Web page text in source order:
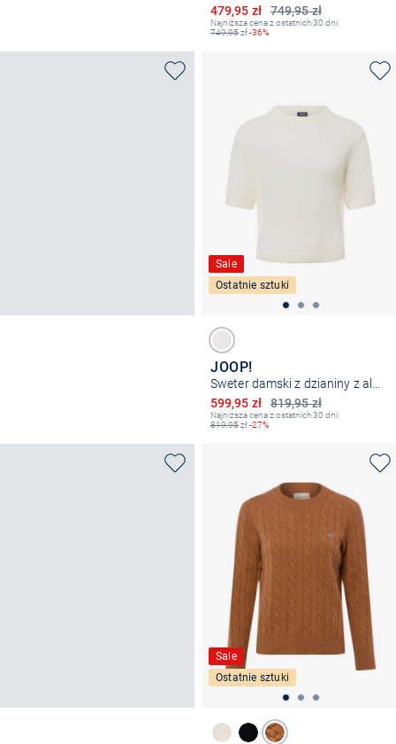
749,95 zł
Obniżona cena
479,95 zł
Najniższa cena z ostatnich 30 dni:
749,95zł-36%
Sale
Ostatnie sztuki
JOOP!
Sweter damski z dzianiny z alpaką - Kima
819,95 zł
Obniżona cena
599,95 zł
Najniższa cena z ostatnich 30 dni:
819,95zł-27%
Sale
Ostatnie sztuki